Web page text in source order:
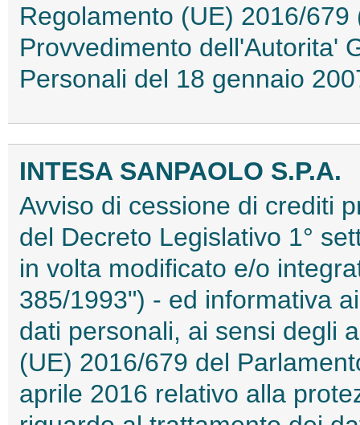
Regolamento (UE) 2016/
Provvedimento dell'Autorita'
Personali del 18 gennaio
INTESA SANPAOLO S.P.A.
Avviso di cessione di crediti
del Decreto Legislativo 1°
in volta modificato e/o
385/1993") - ed informativa
dati personali, ai sensi degli
(UE) 2016/679 del
aprile 2016 relativo alla